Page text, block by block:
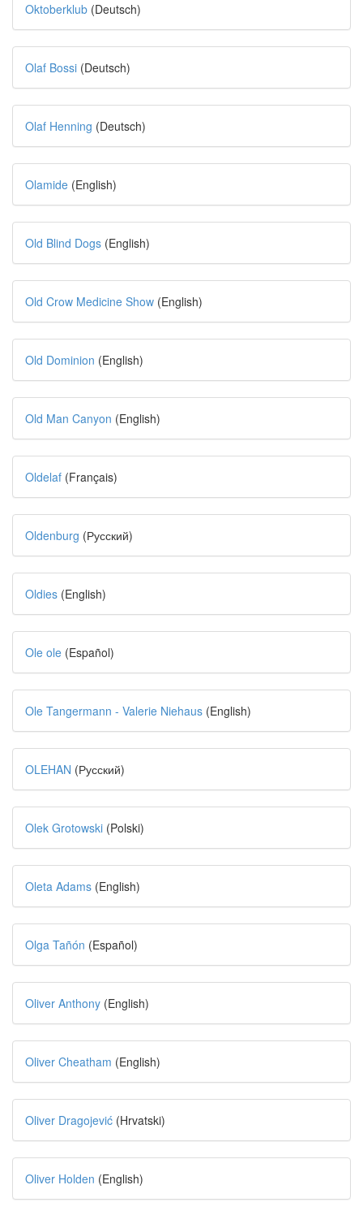
Oktoberklub (Deutsch)
Olaf Bossi (Deutsch)
Olaf Henning (Deutsch)
Olamide (English)
Old Blind Dogs (English)
Old Crow Medicine Show (English)
Old Dominion (English)
Old Man Canyon (English)
Oldelaf (Français)
Oldenburg (Русский)
Oldies (English)
Ole ole (Español)
Ole Tangermann - Valerie Niehaus (English)
OLEHAN (Русский)
Olek Grotowski (Polski)
Oleta Adams (English)
Olga Tañón (Español)
Oliver Anthony (English)
Oliver Cheatham (English)
Oliver Dragojević (Hrvatski)
Oliver Holden (English)